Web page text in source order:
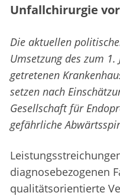
Unfallchirurgie
Die aktuellen
Umsetzung des zum
getretenen
setzen nach
Gesellschaft für
gefährliche
diagnosebezogenen
qualitätsorientierte